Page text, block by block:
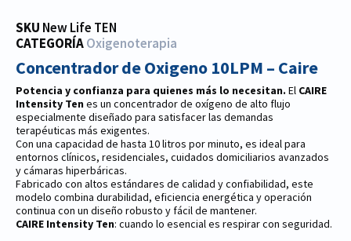
SKU New Life TEN
CATEGORÍAOxigenoterapia
Concentrador de Oxigeno 10LPM – Caire
Potencia y confianza para quienes más lo necesitan. El CAIRE
Intensity Ten es un concentrador de oxígeno de alto flujo
especialmente diseñado para satisfacer las demandas
terapéuticas más exigentes.
Con una capacidad de hasta 10 litros por minuto, es ideal para
entornos clínicos, residenciales, cuidados domiciliarios avanzados
y cámaras hiperbáricas.
Fabricado con altos estándares de calidad y confiabilidad, este
modelo combina durabilidad, eficiencia energética y operación
continua con un diseño robusto y fácil de mantener.
CAIRE Intensity Ten: cuando lo esencial es respirar con seguridad.